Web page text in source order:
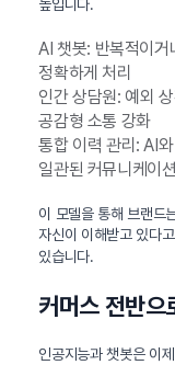
높입니다.
AI 챗봇: 반복적이
정확하게 처리
인간 상담원: 예외
공감형 소통 강화
통합 이력 관리: AI
일관된 커뮤니케이
이 모델을 통해 브랜드
자신이 이해받고 있다
있습니다.
커머스 전반으
인공지능과 챗봇은 이